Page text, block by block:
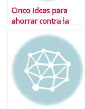
Cinco ideas para
ahorrar contra la